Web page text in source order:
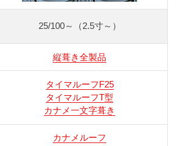
25/100～ （2.5寸～）
縦葺き全製品
タイマルーフF25
タイマルーフT型
カナメ一文字葺き
カナメルーフ